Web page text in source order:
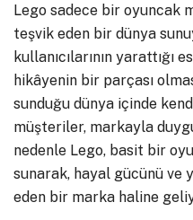
Lego sadece bir oyuncak
teşvik eden bir dünya
kullanıcılarının yarattığı
hikâyenin bir parçası
sunduğu dünya içinde
müşteriler, markayla
nedenle Lego, basit bir
sunarak, hayal gücünü ve
eden bir marka haline